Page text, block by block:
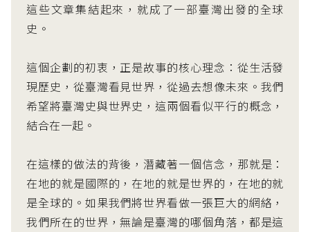
這些文章集結起來，就成了一部臺灣出發的全球
史。
這個企劃的初衷，正是故事的核心理念：從生活發
現歷史，從臺灣看見世界，從過去想像未來。我們
希望將臺灣史與世界史，這兩個看似平行的概念，
結合在一起。
在這樣的做法的背後，潛藏著一個信念，那就是：
在地的就是國際的，在地的就是世界的，在地的就
是全球的。如果我們將世界看做一張巨大的網絡，
我們所在的世界，無論是臺灣的哪個角落，都是這